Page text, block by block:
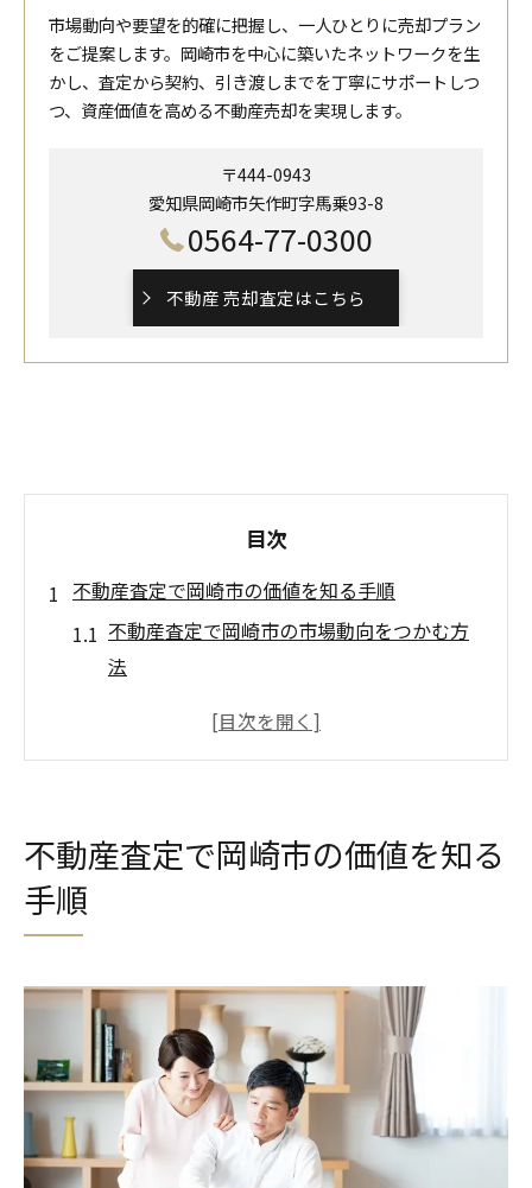
市場動向や要望を的確に把握し、一人ひとりに売却プラン
をご提案します。岡崎市を中心に築いたネットワークを生
かし、査定から契約、引き渡しまでを丁寧にサポートしつ
つ、資産価値を高める不動産売却を実現します。
〒444-0943
愛知県岡崎市矢作町字馬乗93-8
0564-77-0300
不動産 売却査定はこちら
目次
不動産査定で岡崎市の価値を知る手順
不動産査定で岡崎市の市場動向をつかむ方
法
資産価値を見極める不動産査定の基本ステ
不動産査定を通じて相場感を把握するポイ
資産運用に役立つ不動産査定の活用ポイン
ト
不動産査定で資産形成を効率化する方法
岡崎市で資産運用を始める際の査定の役割
不動産査定を資産計画にどう取り入れるか
不動産査定で岡崎市の価値を知る
手順